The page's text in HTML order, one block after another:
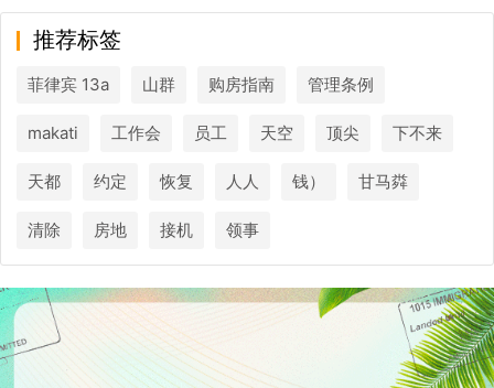
推荐标签
菲律宾 13a 山群 购房指南 管理条例
makati 工作会 员工 天空 顶尖 下不来
天都 约定 恢复 人人 钱） 甘马粦
清除 房地 接机 领事